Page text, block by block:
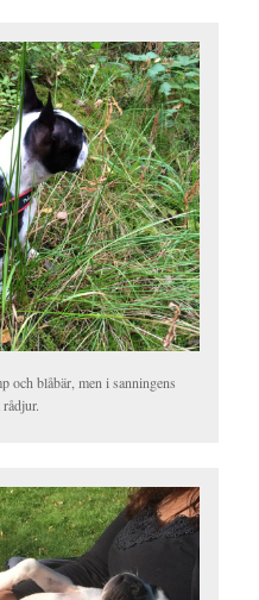
och blåbär, men i sanningens